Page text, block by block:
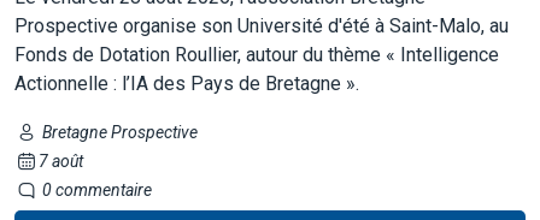
Prospective organise son Université d'été à Saint-Malo, au
Fonds de Dotation Roullier, autour du thème « Intelligence
Actionnelle : l’IA des Pays de Bretagne ».
Bretagne Prospective
7 août
0 commentaire